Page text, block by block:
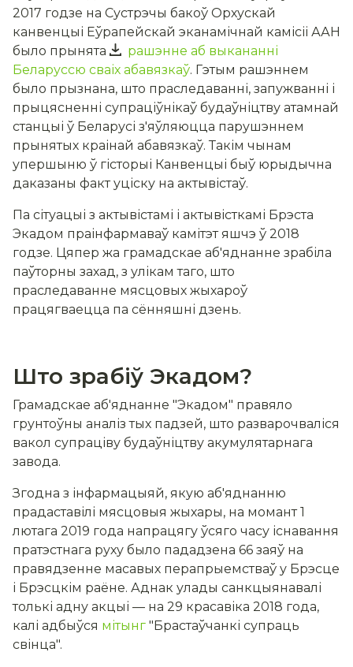
2017 годзе на Сустрэчы бакоў Орхускай
канвенцыі Еўрапейскай эканамічнай камісіі ААН
было прынята
рашэнне аб выкананні
Беларуссю сваіх абавязкаў. Гэтым рашэннем
было прызнана, што праследаванні, запужванні і
прыцясненні супраціўнікаў будаўніцтву атамнай
станцыі ў Беларусі з'яўляюцца парушэннем
прынятых краінай абавязкаў. Такім чынам
упершыню ў гісторыі Канвенцыі быў юрыдычна
даказаны факт уціску на актывістаў.
Па сітуацыі з актывістамі і актывісткамі Брэста
Экадом праінфармаваў камітэт яшчэ ў 2018
годзе. Цяпер жа грамадскае аб'яднанне зрабіла
паўторны захад, з улікам таго, што
праследаванне мясцовых жыхароў
працягваецца па сённяшні дзень.
Што зрабіў Экадом?
Грамадскае аб'яднанне "Экадом" правяло
грунтоўны аналіз тых падзей, што разварочваліся
вакол супраціву будаўніцтву акумулятарнага
завода.
Згодна з інфармацыяй, якую аб'яднанню
прадаставілі мясцовыя жыхары, на момант 1
лютага 2019 года напрацягу ўсяго часу існавання
пратэстнага руху было пададзена 66 заяў на
правядзенне масавых перапрыемстваў у Брэсце
і Брэсцкім раёне. Аднак улады санкцыянавалі
толькі адну акцыі — на 29 красавіка 2018 года,
калі адбыўся мітынг "Брастаўчанкі супраць
свінца".